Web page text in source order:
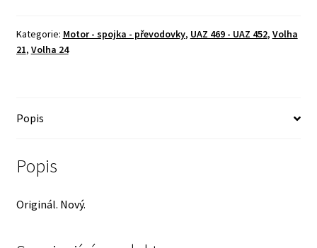
!
množství
Kategorie: Motor - spojka - převodovky, UAZ 469 - UAZ 452, Volha
21, Volha 24
Popis
Popis
Originál. Nový.